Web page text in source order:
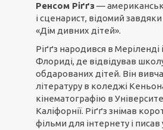
Ренсом Ріґґз—
і сценарист, відомий завдяки
«Дім дивних дітей».
Ріґґз народився в Меріленді
Флориді, де відвідував
обдарованих дітей. Він
літературу в коледжі
кінематографію в
Каліфорнії. Ріґґз знімав
фільми для інтернету і писав